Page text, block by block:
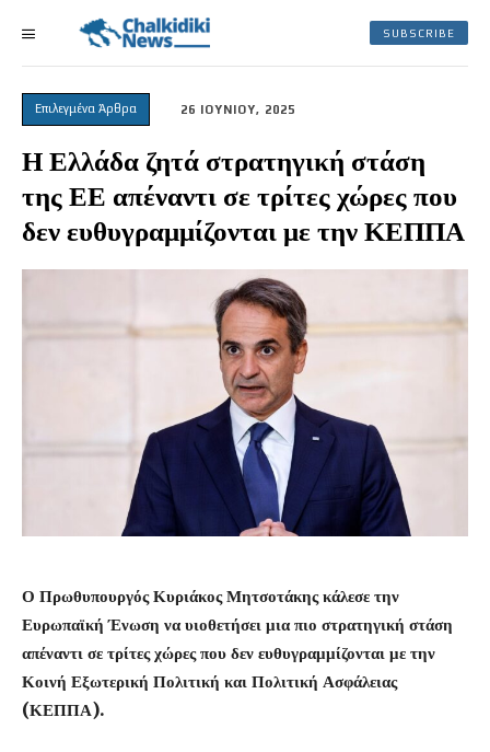
SUBSCRIBE
Επιλεγμένα Άρθρα 26 ΙΟΥΝΙΟΥ, 2025
Η Ελλάδα ζητά στρατηγική στάση
της ΕΕ απέναντι σε τρίτες χώρες που
δεν ευθυγραμμίζονται με την ΚΕΠΠΑ
Ο Πρωθυπουργός Κυριάκος Μητσοτάκης κάλεσε την
Ευρωπαϊκή Ένωση να υιοθετήσει μια πιο στρατηγική στάση
απέναντι σε τρίτες χώρες που δεν ευθυγραμμίζονται με την
Κοινή Εξωτερική Πολιτική και Πολιτική Ασφάλειας
(ΚΕΠΠΑ).